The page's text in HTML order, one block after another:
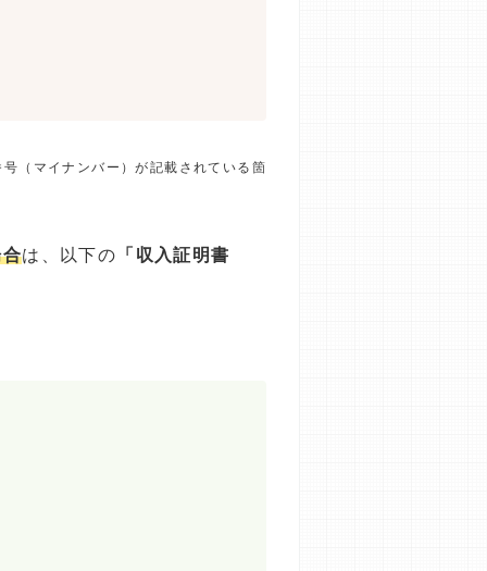
（マイナンバー）が記載されている箇
は、以下の 「収入証明書